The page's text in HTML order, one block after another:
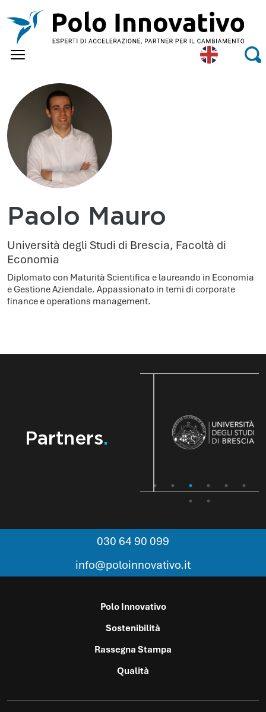
Eng
lish
Paolo Mauro
Università degli Studi di Brescia, Facoltà di
Economia
Diplomato con Maturità Scientifica e laureando in Economia
e Gestione Aziendale. Appassionato in temi di corporate
finance e operations management.
Partners.
030 64 90 099
info@poloinnovativo.it
Polo Innovativo
Sostenibilità
Rassegna Stampa
Qualità